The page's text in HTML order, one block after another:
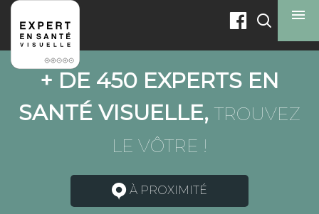
menu
+ DE 450 EXPERTS EN
SANTÉ VISUELLE, TROUVEZ
LE VÔTRE !
À PROXIMITÉ